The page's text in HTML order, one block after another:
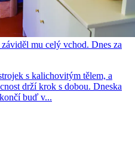
mu celý vchod. Dnes za
s kalichovitým tělem, a
drží krok s dobou. Dneska
buď v...